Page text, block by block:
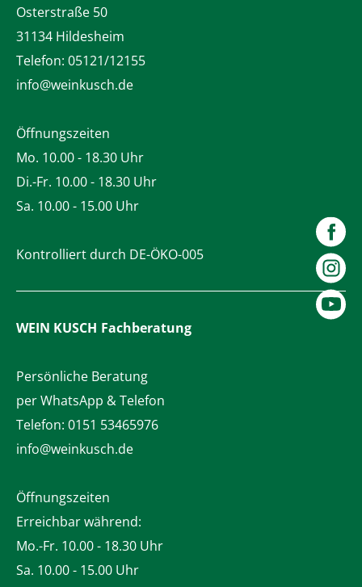
Osterstraße 50
31134 Hildesheim
Telefon: 05121/12155
info@weinkusch.de
Öffnungszeiten
Mo. 10.00 - 18.30 Uhr
Di.-Fr. 10.00 - 18.30 Uhr
Sa. 10.00 - 15.00 Uhr
Kontrolliert durch DE-ÖKO-005
WEIN KUSCH Fachberatung
Persönliche Beratung
per WhatsApp & Telefon
Telefon: 0151 53465976
info@weinkusch.de
Öffnungszeiten
Erreichbar während:
Mo.-Fr. 10.00 - 18.30 Uhr
Sa. 10.00 - 15.00 Uhr